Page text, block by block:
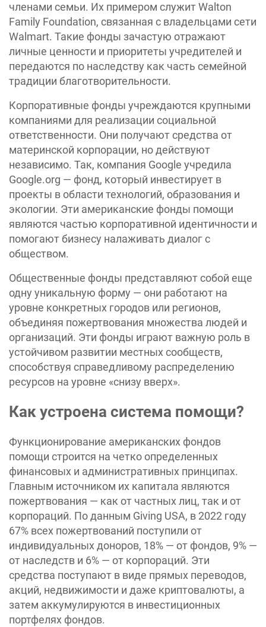
членами семьи. Их примером служит Walton
Family Foundation, связанная с владельцами сети
Walmart. Такие фонды зачастую отражают
личные ценности и приоритеты учредителей и
передаются по наследству как часть семейной
традиции благотворительности.
Корпоративные фонды учреждаются крупными
компаниями для реализации социальной
ответственности. Они получают средства от
материнской корпорации, но действуют
независимо. Так, компания Google учредила
Google.org — фонд, который инвестирует в
проекты в области технологий, образования и
экологии. Эти американские фонды помощи
являются частью корпоративной идентичности и
помогают бизнесу налаживать диалог с
обществом.
Общественные фонды представляют собой еще
одну уникальную форму — они работают на
уровне конкретных городов или регионов,
объединяя пожертвования множества людей и
организаций. Эти фонды играют важную роль в
устойчивом развитии местных сообществ,
способствуя справедливому распределению
ресурсов на уровне «снизу вверх».
Как устроена система помощи?
Функционирование американских фондов
помощи строится на четко определенных
финансовых и административных принципах.
Главным источником их капитала являются
пожертвования — как от частных лиц, так и от
корпораций. По данным Giving USA, в 2022 году
67% всех пожертвований поступили от
индивидуальных доноров, 18% — от фондов, 9% —
от наследств и 6% — от корпораций. Эти
средства поступают в виде прямых переводов,
акций, недвижимости и даже криптовалюты, а
затем аккумулируются в инвестиционных
портфелях фондов.